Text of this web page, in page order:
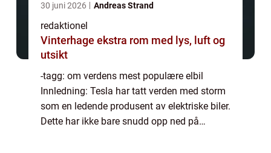
30 juni 2026 Andreas Strand
redaktionel
Vinterhage ekstra rom med lys, luft og
utsikt
-tagg: om verdens mest populære elbil
Innledning: Tesla har tatt verden med storm
som en ledende produsent av elektriske biler.
Dette har ikke bare snudd opp ned på